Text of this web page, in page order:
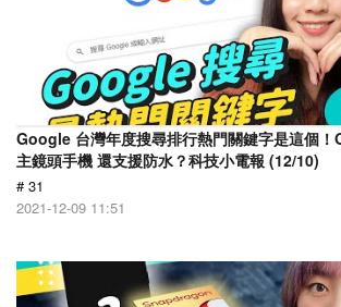
Google 台灣年度搜尋排行熱門關鍵字是這個！
主鏡頭手機 還支援防水？科技小電報 (12/10)
# 31
2021-12-09 11:51